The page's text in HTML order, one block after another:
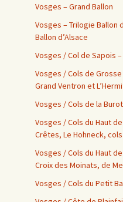
Vosges – Grand Ballon
Vosges – Trilogie Ballon
Ballon d’Alsace
Vosges / Col de Sapois
Vosges / Cols de
Grand Ventron et
Vosges / Cols de la
Vosges / Cols du Haut
Crêtes, Le Hohneck,
Vosges / Cols du Haut
Croix des Moinats, de
Vosges / Cols du Petit